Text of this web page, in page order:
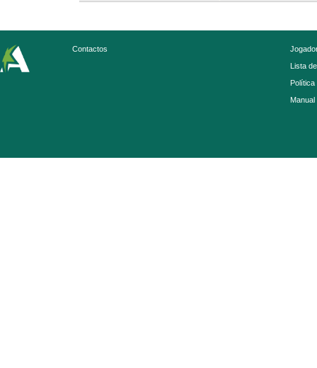
Contactos
Lista
Política